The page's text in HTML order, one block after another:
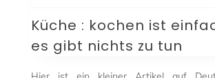
und
nichts
Küche : kochen ist
es gibt nichts zu tun